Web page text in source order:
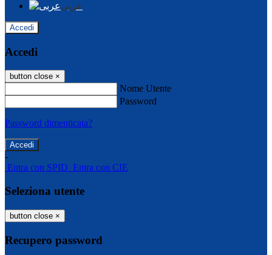
عربى
Accedi
Accedi
button close ×
Nome Utente
Password
Password dimenticata?
-
Entra con SPID Entra con CIE
Seleziona utente
button close ×
Recupero password